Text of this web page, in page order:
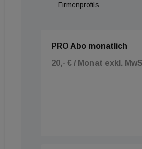
Firmenprofils
PRO Abo monatlich
20,- € / Monat exkl.